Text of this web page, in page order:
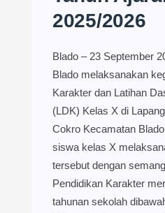
2025/2026
Blado – 23 September
Blado melaksanakan
Karakter dan Latihan
(LDK) Kelas X di
Cokro Kecamatan
siswa kelas X
tersebut dengan
Pendidikan Karakter
tahunan sekolah